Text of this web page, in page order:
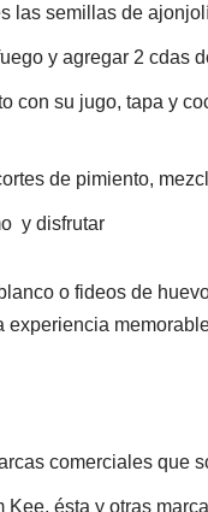
las semillas de
y agregar 2 cdas
con su jugo, tapa y
de pimiento,
y disfrutar
o fideos de
experiencia
comerciales que
ésta y otras